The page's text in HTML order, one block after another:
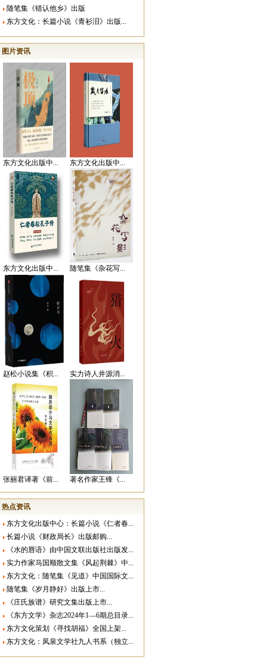
随笔集《错认他乡》出版
东方文化：长篇小说《青衫泪》出版...
图片资讯
东方文化出版中... 东方文化出版中...
东方文化出版中... 随笔集《杂花写...
赵松小说集《积... 实力诗人井源消...
张丽君译著《前... 著名作家王锋《...
热点资讯
东方文化出版中心：长篇小说《仁者春...
长篇小说《财政局长》出版邮购...
《水的唇语》由中国文联出版社出版发...
实力作家马国顺散文集《风起荆棘》中...
东方文化：随笔集《见道》中国国际文...
随笔集《岁月静好》出版上市...
《庄氏族谱》研究文集出版上市...
《东方文学》杂志2024年1—6期总目录...
东方文化策划《寻找胡福》全国上架...
东方文化：凤泉文学社九人书系（独立...